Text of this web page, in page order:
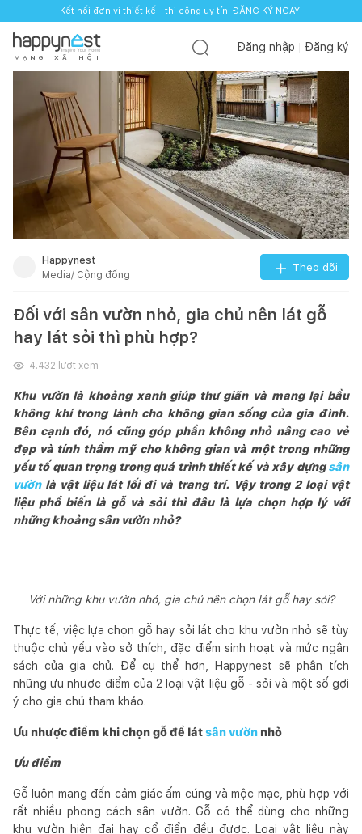
Kết nối đơn vị thiết kế - thi công uy tín. ĐĂNG KÝ NGAY!
M Ạ N G X Ã H Ộ I
Đăng nhập Đăng ký
Happynest
Media/ Cộng đồng
Theo dõi
Đối với sân vườn nhỏ, gia chủ nên lát gỗ
hay lát sỏi thì phù hợp?
4.432 lượt xem
Khu vườn là khoảng xanh giúp thư giãn và mang lại bầu
không khí trong lành cho không gian sống của gia đình.
Bên cạnh đó, nó cũng góp phần không nhỏ nâng cao vẻ
đẹp và tính thẩm mỹ cho không gian và một trong những
yếu tố quan trọng trong quá trình thiết kế và xây dựngsân
vườnlà vật liệu lát lối đi và trang trí. Vậy trong 2 loại vật
liệu phổ biến là gỗ và sỏi thì đâu là lựa chọn hợp lý với
những khoảng sân vườn nhỏ?
Với những khu vườn nhỏ, gia chủ nên chọn lát gỗ hay sỏi?
Thực tế, việc lựa chọn gỗ hay sỏi lát cho khu vườn nhỏ sẽ tùy
thuộc chủ yếu vào sở thích, đặc điểm sinh hoạt và mức ngân
sách của gia chủ. Để cụ thể hơn, Happynest sẽ phân tích
những ưu nhược điểm của 2 loại vật liệu gỗ - sỏi và một số gợi
ý cho gia chủ tham khảo.
Ưu nhược điểm khi chọn gỗ để látsân vườn nhỏ
Ưu điểm
Gỗ luôn mang đến cảm giác ấm cúng và mộc mạc, phù hợp với
rất nhiều phong cách sân vườn. Gỗ có thể dùng cho những
khu vườn hiện đại hay cổ điển đều được. Loại vật liệu này